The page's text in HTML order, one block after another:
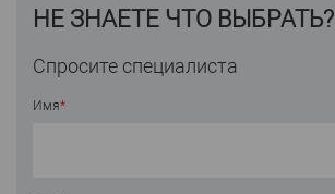
НЕ ЗНАЕТЕ ЧТО ВЫБРАТЬ?
Спросите специалиста
Имя*